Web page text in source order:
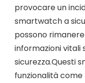
provocare un
smartwatch a
possono
informazioni
sicurezza.Questi
funzionalità